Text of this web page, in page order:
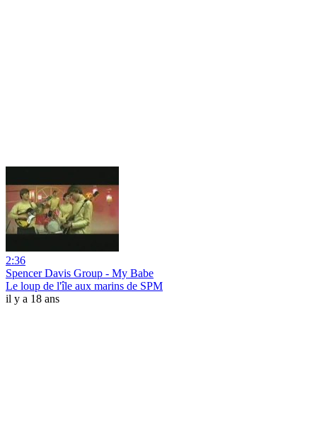
2:36
Spencer Davis Group - My Babe
Le loup de l'île aux marins de SPM
il y a 18 ans